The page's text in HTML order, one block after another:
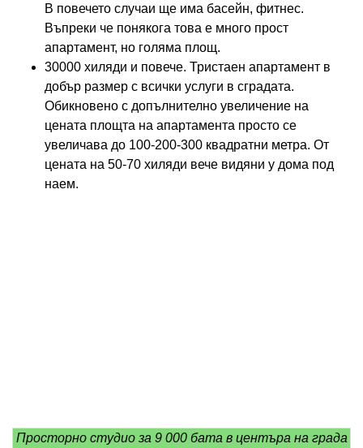
В повечето случаи ще има басейн, фитнес.
Въпреки че понякога това е много прост
апартамент, но голяма площ.
30000 хиляди и повече. Тристаен апартамент в
добър размер с всички услуги в сградата.
Обикновено с допълнително увеличение на
цената площта на апартамента просто се
увеличава до 100-200-300 квадратни метра. От
цената на 50-70 хиляди вече видяни у дома под
наем.
Просторно студио за 9 000 бата в центъра на града